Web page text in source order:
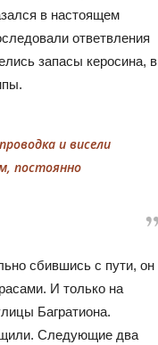
в настоящем
ответвления
запасы керосина, в
и висели
постоянно
сбившись с пути, он
И только на
Багратиона.
Следующие два